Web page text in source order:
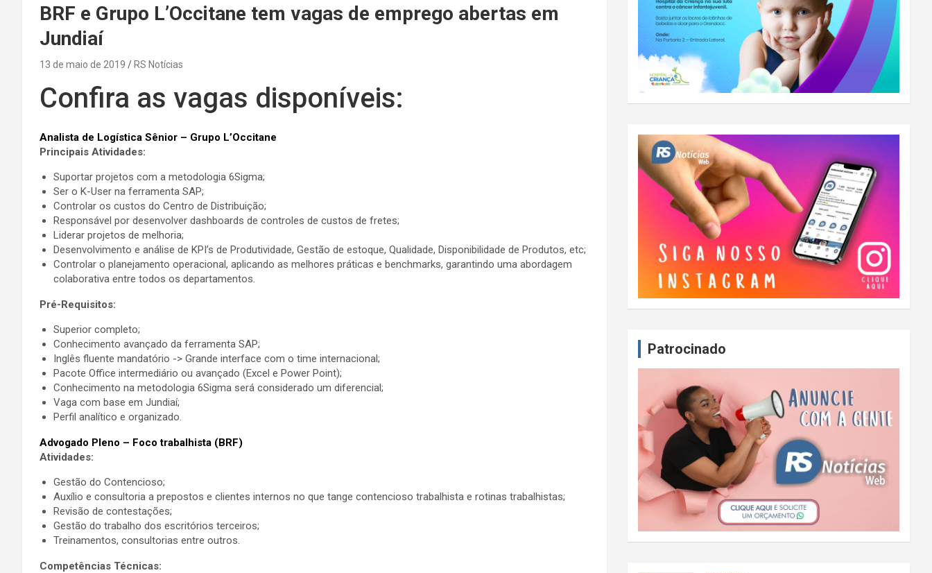
BRF e Grupo L’Occitane tem vagas de emprego abertas em
Jundiaí
13 de maio de 2019 RS Notícias
Confira as vagas disponíveis:
Analista de Logística Sênior – Grupo L’Occitane
Principais Atividades:
Suportar projetos com a metodologia 6Sigma;
Ser o K-User na ferramenta SAP;
Controlar os custos do Centro de Distribuição;
Responsável por desenvolver dashboards de controles de custos de fretes;
Liderar projetos de melhoria;
Desenvolvimento e análise de KPI’s de Produtividade, Gestão de estoque, Qualidade, Disponibilidade de Produtos, etc;
Controlar o planejamento operacional, aplicando as melhores práticas e benchmarks, garantindo uma abordagem
colaborativa entre todos os departamentos.
Pré-Requisitos:
Superior completo;
Conhecimento avançado da ferramenta SAP;
Inglês fluente mandatório -> Grande interface com o time internacional;
Pacote Office intermediário ou avançado (Excel e Power Point);
Conhecimento na metodologia 6Sigma será considerado um diferencial;
Vaga com base em Jundiaí;
Perfil analítico e organizado.
Advogado Pleno – Foco trabalhista (BRF)
Atividades:
Gestão do Contencioso;
Auxílio e consultoria a prepostos e clientes internos no que tange contencioso trabalhista e rotinas trabalhistas;
Revisão de contestações;
Gestão do trabalho dos escritórios terceiros;
Treinamentos, consultorias entre outros.
Competências Técnicas:
Patrocinado